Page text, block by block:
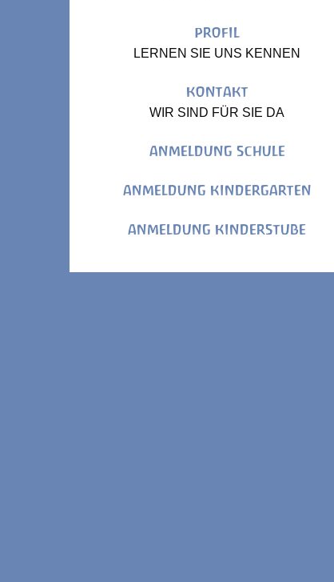
PROFIL
LERNEN SIE UNS KENNEN
KONTAKT
WIR SIND FÜR SIE DA
ANMELDUNG SCHULE
ANMELDUNG KINDERGARTEN
ANMELDUNG KINDERSTUBE